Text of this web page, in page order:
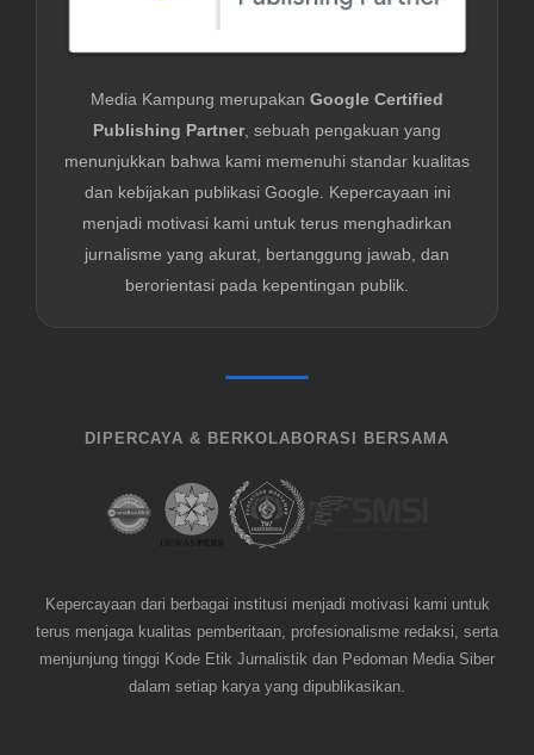
Media Kampung merupakan Google Certified
Publishing Partner, sebuah pengakuan yang
menunjukkan bahwa kami memenuhi standar kualitas
dan kebijakan publikasi Google. Kepercayaan ini
menjadi motivasi kami untuk terus menghadirkan
jurnalisme yang akurat, bertanggung jawab, dan
berorientasi pada kepentingan publik.
DIPERCAYA & BERKOLABORASI BERSAMA
Kepercayaan dari berbagai institusi menjadi motivasi kami untuk
terus menjaga kualitas pemberitaan, profesionalisme redaksi, serta
menjunjung tinggi Kode Etik Jurnalistik dan Pedoman Media Siber
dalam setiap karya yang dipublikasikan.